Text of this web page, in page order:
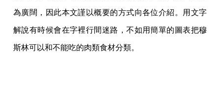
為廣闊，因此本文謹以概要的方式向各位介紹。用文字
解說有時候會在字裡行間迷路，不如用簡單的圖表把穆
斯林可以和不能吃的肉類食材分類。